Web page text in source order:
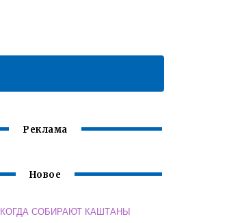
Реклама
Новое
КОГДА СОБИРАЮТ КАШТАНЫ